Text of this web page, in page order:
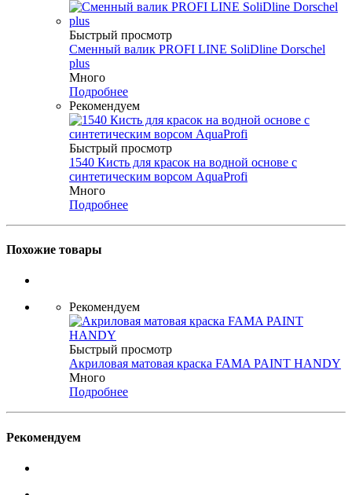
Быстрый просмотр
Сменный валик PROFI LINE SoliDline Dorschel
plus
Много
Подробнее
Рекомендуем
Быстрый просмотр
1540 Кисть для красок на водной основе с
синтетическим ворсом AquaProfi
Много
Подробнее
Похожие товары
Рекомендуем
Быстрый просмотр
Акриловая матовая краска FAMA PAINT HANDY
Много
Подробнее
Рекомендуем